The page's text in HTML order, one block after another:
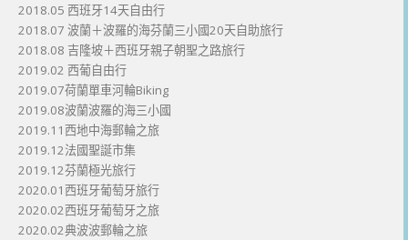
2018.05 西班牙14天自由行
2018.07 波蘭＋波羅的海芬蘭三小國20天自助旅行
2018.08 吉隆坡＋西班牙親子朝聖之路旅行
2019.02 西葡自由行
2019.07荷蘭單車河輪Biking
2019.08波蘭波羅的海三小國
2019.11西地中海郵輪之旅
2019.12法國聖誕市集
2019.12芬蘭極光旅行
2020.01西班牙葡萄牙旅行
2020.02西班牙葡萄牙之旅
2020.02典波波郵輪之旅